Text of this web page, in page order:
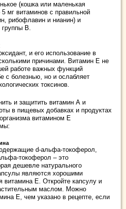
(кошка или маленькая
мг витаминов с правильной
рибофлавин и нианин) и
группы В.
и его использование в
причинами. Витамин Е не
работе важных функций
с болезнью, но и ослабляет
токсинов.
и защитить витамин А и
в пищевых добавках и продуктах
витамином Е
d-альфа-токоферол,
токоферол – это
дешевле натурального
являются хорошими
витамина Е. Откройте капсулу и
маслом. Можно
Е, чем указано в рецепте, если